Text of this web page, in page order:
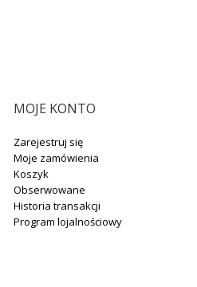
MOJE KONTO
Zarejestruj się
Moje zamówienia
Koszyk
Obserwowane
Historia transakcji
Program lojalnościowy